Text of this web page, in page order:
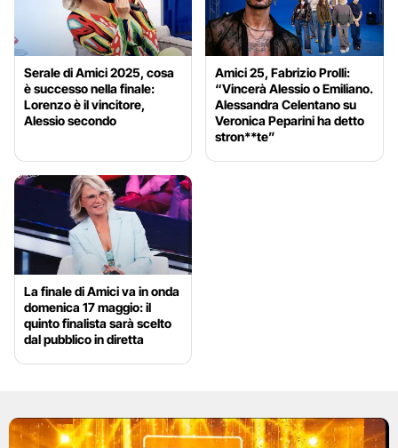
Serale di Amici 2025, cosa
è successo nella finale:
Lorenzo è il vincitore,
Alessio secondo
Amici 25, Fabrizio Prolli:
“Vincerà Alessio o Emiliano.
Alessandra Celentano su
Veronica Peparini ha detto
stron**te”
La finale di Amici va in onda
domenica 17 maggio: il
quinto finalista sarà scelto
dal pubblico in diretta